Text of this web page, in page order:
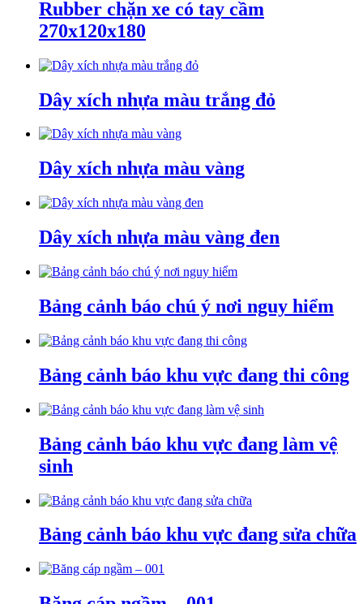
Rubber chặn xe có tay cầm
270x120x180
Dây xích nhựa màu trắng đỏ
Dây xích nhựa màu vàng
Dây xích nhựa màu vàng đen
Bảng cảnh báo chú ý nơi nguy hiểm
Bảng cảnh báo khu vực đang thi công
Bảng cảnh báo khu vực đang làm vệ
sinh
Bảng cảnh báo khu vực đang sửa chữa